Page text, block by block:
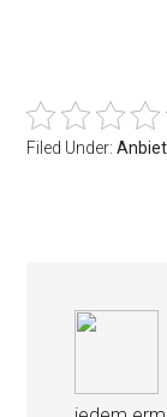
Filed Under: